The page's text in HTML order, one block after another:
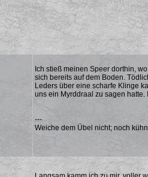
Ich stieß meinen Speer dorthin,
sich bereits auf dem Boden.
Leders über eine scharfe Klinge
uns ein Myrddraal zu sagen
---
Weiche dem Übel nicht; noch